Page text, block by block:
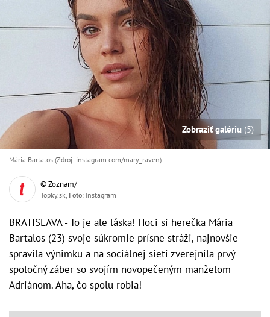
Zobraziť galériu (5)
Mária Bartalos (Zdroj: instagram.com/mary_raven)
© Zoznam/
Topky.sk, Foto: Instagram
BRATISLAVA - To je ale láska! Hoci si herečka Mária
Bartalos (23) svoje súkromie prísne stráži, najnovšie
spravila výnimku a na sociálnej sieti zverejnila prvý
spoločný záber so svojím novopečeným manželom
Adriánom. Aha, čo spolu robia!